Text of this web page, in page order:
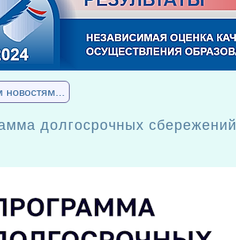
новостям...
долгосрочных сбережений